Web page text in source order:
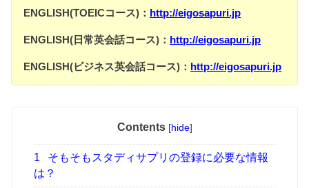
ENGLISH(TOEICコース)： http://eigosapuri.jp
ENGLISH(日常英会話コース)： http://eigosapuri.jp
ENGLISH(ビジネス英会話コース)： http://eigosapuri.jp
Contents [hide]
1
そもそもスタディサプリの登録に必要な情報
は？